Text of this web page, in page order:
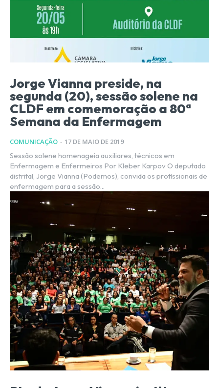
Jorge Vianna preside, na
segunda (20), sessão solene na
CLDF em comemoração a 80ª
Semana da Enfermagem
COMUNICAÇÃO - 17 DE MAIO DE 2019
Sessão solene homenageia auxiliares, técnicos em
Enfermagem e Enfermeiros Por Kleber Karpov O deputado
distrital, Jorge Vianna (Podemos), convida os profissionais de
enfermagem para a sessão...